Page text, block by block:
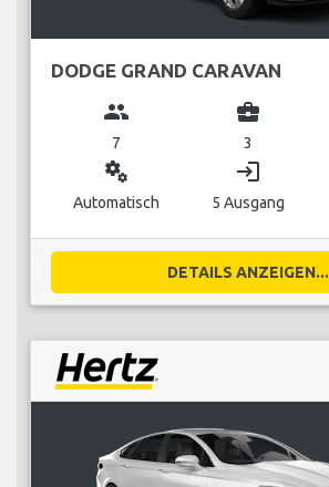
DODGE GRAND CARAVAN
group
7
business_center
3
miscellaneous_services
Automatisch
login
5 Ausgang
DETAILS ANZEIGEN...